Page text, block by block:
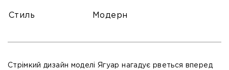
Стиль Модерн
Стрімкий дизайн моделі Ягуар нагадує рветься вперед